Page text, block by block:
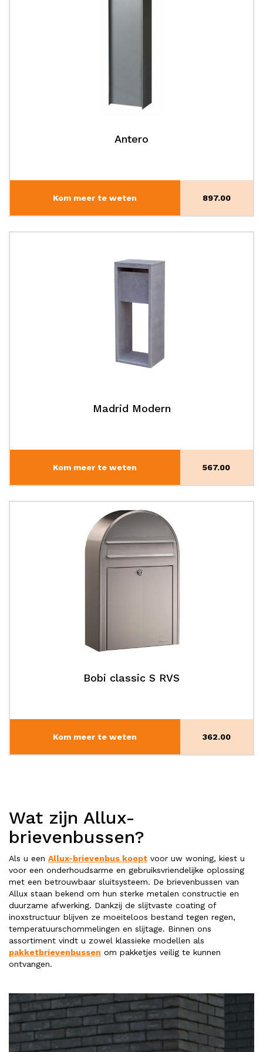
Antero
Kom meer te weten 897.00
Madrid Modern
Kom meer te weten 567.00
Bobi classic S RVS
Kom meer te weten 362.00
Wat zijn Allux-
brievenbussen?
Als u een Allux-brievenbus koopt voor uw woning, kiest u
voor een onderhoudsarme en gebruiksvriendelijke oplossing
met een betrouwbaar sluitsysteem. De brievenbussen van
Allux staan bekend om hun sterke metalen constructie en
duurzame afwerking. Dankzij de slijtvaste coating of
inoxstructuur blijven ze moeiteloos bestand tegen regen,
temperatuurschommelingen en slijtage. Binnen ons
assortiment vindt u zowel klassieke modellen als
pakketbrievenbussen om pakketjes veilig te kunnen
ontvangen.